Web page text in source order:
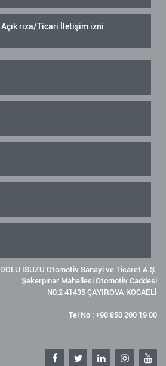
rıza/Ticari İletişim izni
ISUZU Otomotiv Sanayi ve Ticaret A.Ş.
Şekerpınar Mahallesi Otomotiv Caddesi
N0:2 41435 ÇAYIROVA-KOCAELİ
Tel No : +90 850 200 19 00